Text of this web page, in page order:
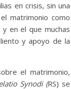
en crisis, sin una
matrimonio como
en el que muchas
y apoyo de la
el matrimonio,
Synodi (RS) se